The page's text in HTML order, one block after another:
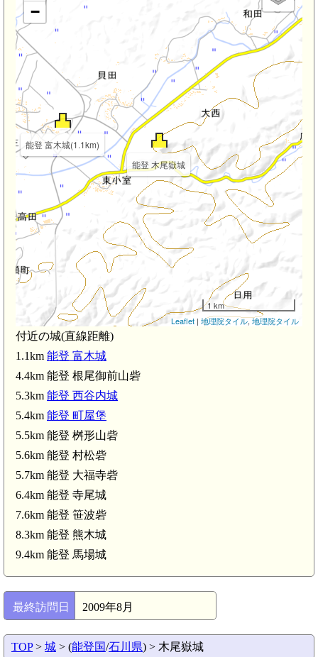
能登 木尾嶽城
能登 富木城(1.1km)
−
1 km
Leaflet | 地理院タイル,地理院タイル
付近の城(直線距離)
1.1km 能登 富木城
4.4km 能登 根尾御前山砦
5.3km 能登 西谷内城
5.4km 能登 町屋堡
5.5km 能登 桝形山砦
5.6km 能登 村松砦
5.7km 能登 大福寺砦
6.4km 能登 寺尾城
7.6km 能登 笹波砦
8.3km 能登 熊木城
9.4km 能登 馬場城
最終訪問日 2009年8月
TOP> 城 > (能登国/石川県) > 木尾嶽城